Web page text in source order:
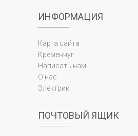
ИНФОРМАЦИЯ
Карта сайта
Кременчуг
Написать нам
О нас
Электрик
ПОЧТОВЫЙ ЯЩИК